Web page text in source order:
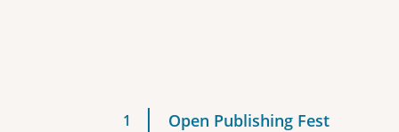
Open Publishing Fest